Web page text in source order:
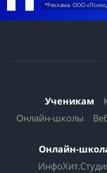
*Реклама. ООО
Ученикам
Онлайн-школы
Онлайн-